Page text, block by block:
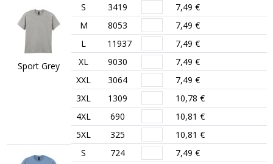
Sport Grey
S 3419
7,49 €
M
8053
7,49 €
L
11937
7,49 €
XL
9030
7,49 €
XXL
3064
7,49 €
3XL
1309
10,78 €
4XL
690
10,81 €
5XL
325 10,81 €
S 724
7,49 €